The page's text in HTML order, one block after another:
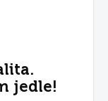
jedle!